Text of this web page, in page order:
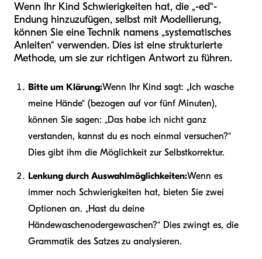
Wenn Ihr Kind Schwierigkeiten hat, die „-ed“-
Endung hinzuzufügen, selbst mit Modellierung,
können Sie eine Technik namens „systematisches
Anleiten“ verwenden. Dies ist eine strukturierte
Methode, um sie zur richtigen Antwort zu führen.
Bitte um Klärung:Wenn Ihr Kind sagt: „Ich wasche
meine Hände“ (bezogen auf vor fünf Minuten),
können Sie sagen: „Das habe ich nicht ganz
verstanden, kannst du es noch einmal versuchen?“
Dies gibt ihm die Möglichkeit zur Selbstkorrektur.
Lenkung durch Auswahlmöglichkeiten:Wenn es
immer noch Schwierigkeiten hat, bieten Sie zwei
Optionen an. „Hast du deine
Händewaschenodergewaschen?“ Dies zwingt es, die
Grammatik des Satzes zu analysieren.